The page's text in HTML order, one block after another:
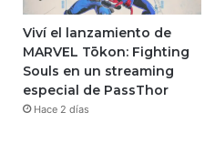
Viví el lanzamiento de
MARVEL Tōkon: Fighting
Souls en un streaming
especial de PassThor
Hace 2 días